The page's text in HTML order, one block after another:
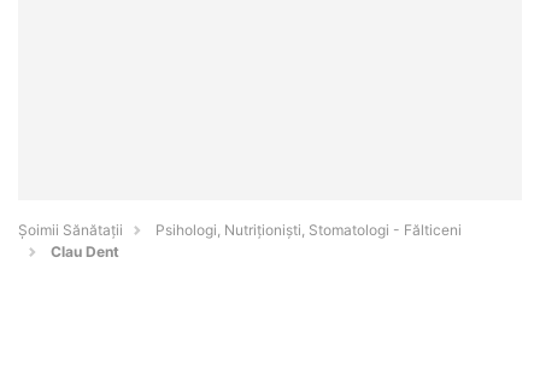
Şoimii Sănătații
Psihologi, Nutriționiști, Stomatologi - Fălticeni
Clau Dent